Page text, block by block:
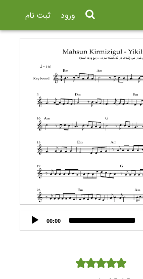
ثبت نام ورود
00:00